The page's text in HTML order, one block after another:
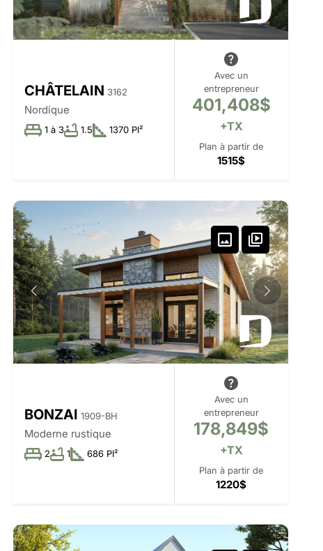
CHÂTELAIN 3162
Nordique
1 à 3 1.5 1370 PI²
Avec un
entrepreneur
401,408$
+TX
Plan à partir de
1515$
BONZAI 1909-BH
Moderne rustique
2 1 686 PI²
Avec un
entrepreneur
178,849$
+TX
Plan à partir de
1220$